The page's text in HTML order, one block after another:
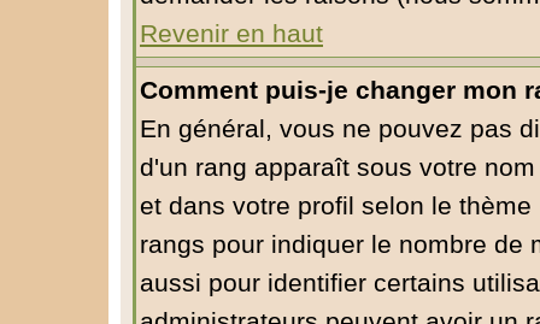
Revenir en haut
Comment puis-je changer mon
En général, vous ne pouvez pas
d'un rang apparaît sous votre
et dans votre profil selon le
rangs pour indiquer le nombre de
aussi pour identifier certains